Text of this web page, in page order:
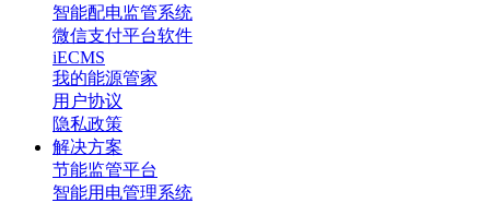
智能配电监管系统
微信支付平台软件
iECMS
我的能源管家
用户协议
隐私政策
解决方案
节能监管平台
智能用电管理系统